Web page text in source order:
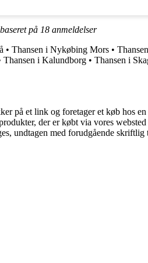
på 18 anmeldelser
• Thansen i Nykøbing Mors •
Thansen i Kalundborg • Thansen i
på et link og foretager et køb hos en
der er købt via vores
undtagen med forudgående skriftlig